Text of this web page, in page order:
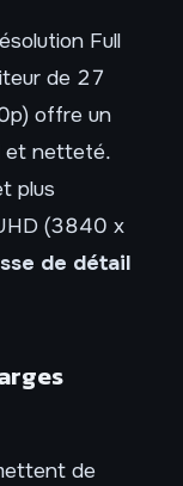
Full
de 27
offre un
et netteté.
plus
(3840 x
de détail
de